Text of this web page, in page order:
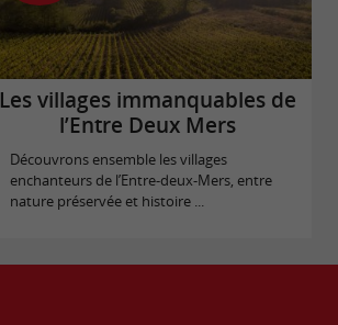
Les villages immanquables de
l’Entre Deux Mers
Découvrons ensemble les villages
enchanteurs de l’Entre-deux-Mers, entre
nature préservée et histoire ...